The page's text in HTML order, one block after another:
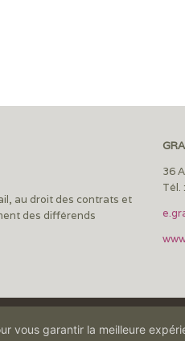
au droit des contrats et
des différends
36
Tél.
vous garantir la meilleure